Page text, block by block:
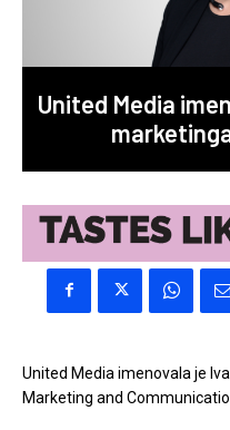
United Media
United Media imenovala je
Marketing and